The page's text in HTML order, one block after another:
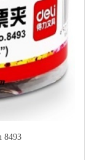
8493